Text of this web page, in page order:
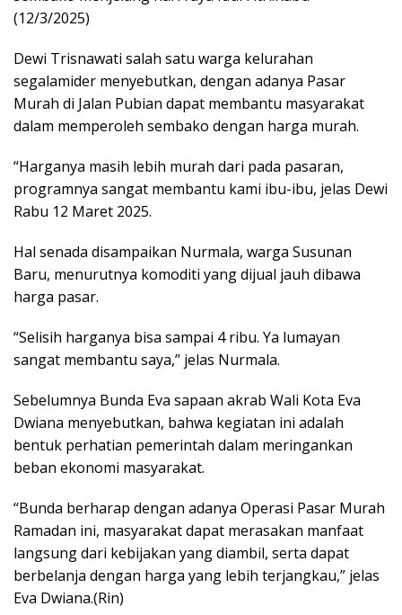
(12/3/2025)
Dewi Trisnawati salah satu warga kelurahan
segalamider menyebutkan, dengan adanya Pasar
Murah di Jalan Pubian dapat membantu masyarakat
dalam memperoleh sembako dengan harga murah.
“Harganya masih lebih murah dari pada pasaran,
programnya sangat membantu kami ibu-ibu, jelas Dewi
Rabu 12 Maret 2025.
Hal senada disampaikan Nurmala, warga Susunan
Baru, menurutnya komoditi yang dijual jauh dibawa
harga pasar.
“Selisih harganya bisa sampai 4 ribu. Ya lumayan
sangat membantu saya,” jelas Nurmala.
Sebelumnya Bunda Eva sapaan akrab Wali Kota Eva
Dwiana menyebutkan, bahwa kegiatan ini adalah
bentuk perhatian pemerintah dalam meringankan
beban ekonomi masyarakat.
“Bunda berharap dengan adanya Operasi Pasar Murah
Ramadan ini, masyarakat dapat merasakan manfaat
langsung dari kebijakan yang diambil, serta dapat
berbelanja dengan harga yang lebih terjangkau,” jelas
Eva Dwiana.(Rin)